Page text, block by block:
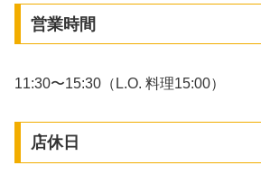
営業時間
11:30〜15:30（L.O. 料理15:00）
店休日